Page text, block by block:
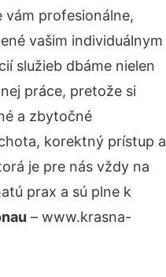
vám profesionálne,
vašim individuálnym
služieb dbáme nielen
práce, pretože si
a zbytočné
korektný prístup a
je pre nás vždy na
prax a sú plne k
– www.krasna-